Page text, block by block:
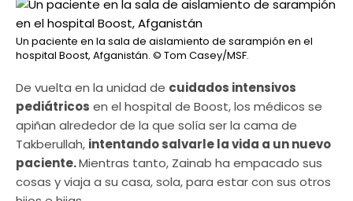
Un paciente en la sala de aislamiento de sarampión en el
hospital Boost, Afganistán. © Tom Casey/MSF.
De vuelta en la unidad de cuidados intensivos
pediátricos en el hospital de Boost, los médicos se
apiñan alrededor de la que solía ser la cama de
Takberullah, intentando salvarle la vida a un nuevo
paciente.Mientras tanto, Zainab ha empacado sus
cosas y viaja a su casa, sola, para estar con sus otros